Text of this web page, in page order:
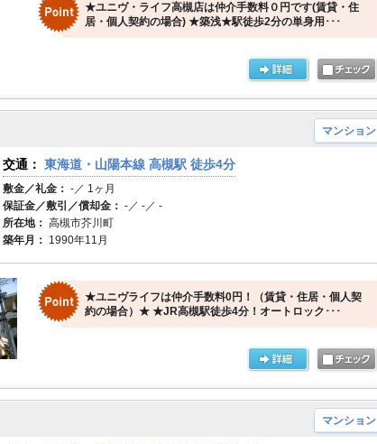
★ユニヴ・ライフ高槻店は仲介手数料０円です(賃貸・住
居・個人契約の場合) ★築浅★駅徒歩2分の単身用･･･
マンション
交通： 東海道・山陽本線 高槻駅 徒歩4分
敷金／礼金： -／ 1ヶ月
保証金／敷引／償却金： -／ -／ -
所在地： 高槻市芥川町
築年月： 1990年11月
★ユニヴライフは仲介手数料0円！（賃貸・住居・個人契
約の場合）★ ★JR高槻駅徒歩4分！オートロック･･･
マンション